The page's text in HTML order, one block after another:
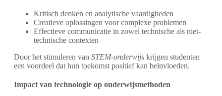
Kritisch denken en analytische vaardigheden
Creatieve oplossingen voor complexe problemen
Effectieve communicatie in zowel technische als niet-
technische contexten
Door het stimuleren van STEM-onderwijs krijgen studenten
een voordeel dat hun toekomst positief kan beïnvloeden.
Impact van technologie op onderwijsmethoden